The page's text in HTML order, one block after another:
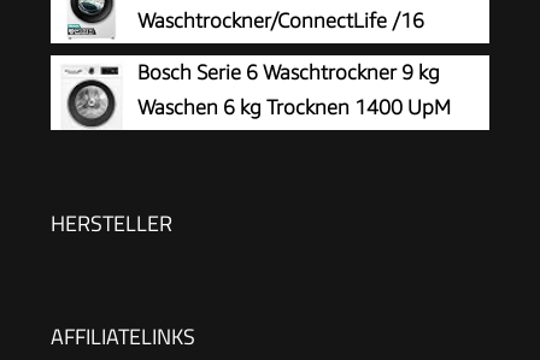
Waschtrockner/ConnectLife /16
Programme /8 KG, 54 Liter /1400
U/min/Dampffunktion/JetWash/Anti-Allergie
Program/Auto Program/Eco Wash/Steam
Bosch Serie 6 Waschtrockner 9 kg
Waschen 6 kg Trocknen 1400 UpM
HERSTELLER
AFFILIATELINKS